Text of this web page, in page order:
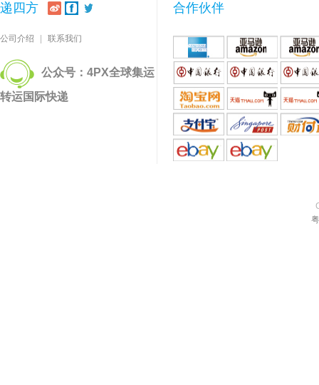
递四方
公司介绍 联系我们
公众号：4PX全球集运
转运国际快递
合作伙伴